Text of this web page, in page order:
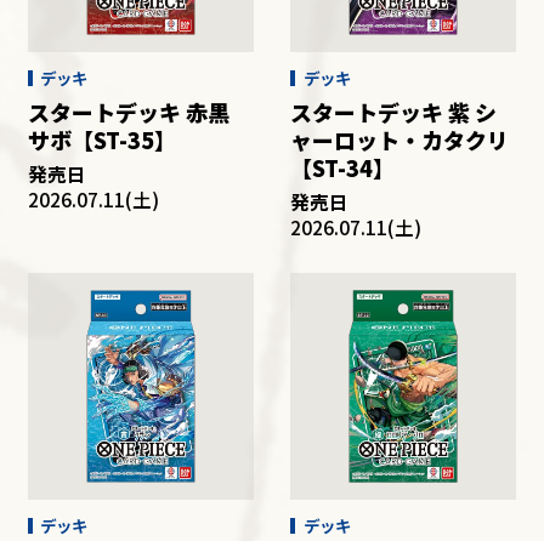
デッキ
スタートデッキ 赤黒
サボ【ST-35】
発売日
2026.07.11(土)
デッキ
スタートデッキ 紫 シ
ャーロット・カタクリ
【ST-34】
発売日
2026.07.11(土)
デッキ デッキ